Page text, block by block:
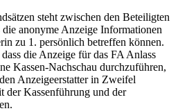
steht zwischen den Beteiligten
anonyme Anzeige Informationen
zu 1. persönlich betreffen können.
die Anzeige für das FA Anlass
Kassen-Nachschau durchzuführen,
Anzeigeerstatter in Zweifel
der Kassenführung und der